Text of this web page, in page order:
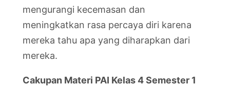
mengurangi kecemasan dan
meningkatkan rasa percaya diri karena
mereka tahu apa yang diharapkan dari
mereka.
Cakupan Materi PAI Kelas 4 Semester 1